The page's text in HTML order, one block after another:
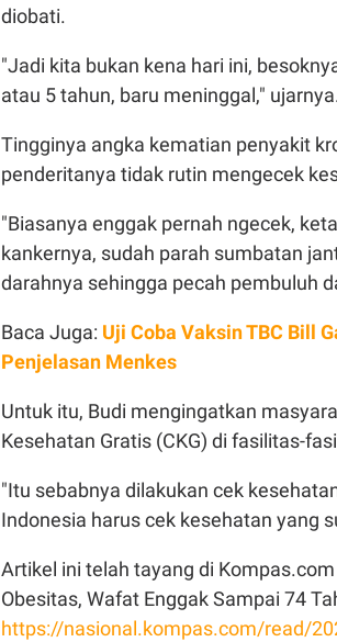
diobati.
"Jadi kita bukan kena hari ini,
atau 5 tahun, baru meninggal,"
Tingginya angka kematian penyakit
penderitanya tidak rutin mengecek
"Biasanya enggak pernah ngecek,
kankernya, sudah parah sumbatan
darahnya sehingga pecah pembuluh
Baca Juga: Uji Coba Vaksin TBC Bill
Penjelasan Menkes
Untuk itu, Budi mengingatkan
Kesehatan Gratis (CKG) di fasilitas-
"Itu sebabnya dilakukan cek
Indonesia harus cek kesehatan yang
Artikel ini telah tayang di
Obesitas, Wafat Enggak Sampai 74
https://nasional.kompas.com/read/